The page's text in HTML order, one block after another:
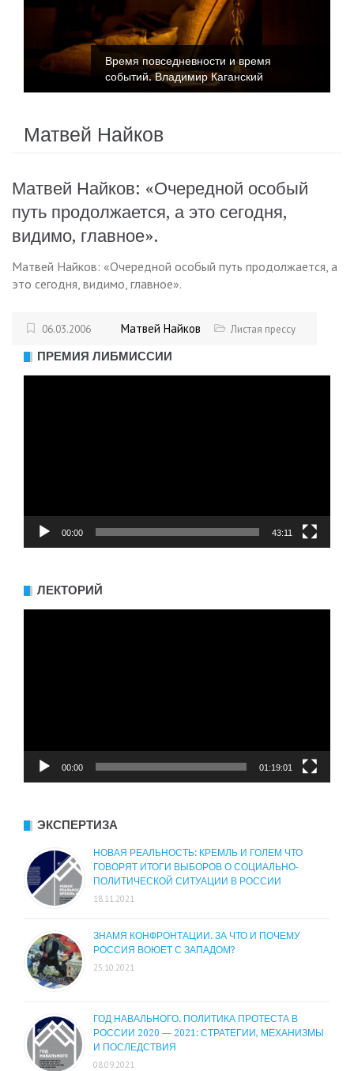
Время повседневности и время
событий. Владимир Каганский
Матвей Найков
Матвей Найков: «Очередной особый
путь продолжается, а это сегодня,
видимо, главное».
Матвей Найков: «Очередной особый путь продолжается, а
это сегодня, видимо, главное».
06.03.2006 Матвей Найков Листая прессу
ПРЕМИЯ ЛИБМИССИИ
00:00 43:11
ЛЕКТОРИЙ
00:00 01:19:01
ЭКСПЕРТИЗА
НОВАЯ РЕАЛЬНОСТЬ: КРЕМЛЬ И ГОЛЕМ ЧТО
ГОВОРЯТ ИТОГИ ВЫБОРОВ О СОЦИАЛЬНО-
ПОЛИТИЧЕСКОЙ СИТУАЦИИ В РОССИИ
18.11.2021
ЗНАМЯ КОНФРОНТАЦИИ. ЗА ЧТО И ПОЧЕМУ
РОССИЯ ВОЮЕТ С ЗАПАДОМ?
25.10.2021
ГОД НАВАЛЬНОГО. ПОЛИТИКА ПРОТЕСТА В
РОССИИ 2020 — 2021: СТРАТЕГИИ, МЕХАНИЗМЫ
И ПОСЛЕДСТВИЯ
08.09.2021